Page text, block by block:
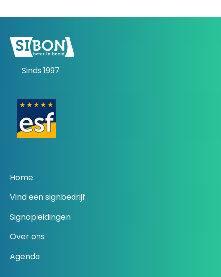
Sinds 1997
Home
Vind een signbedrijf
Signopleidingen
Over ons
Agenda